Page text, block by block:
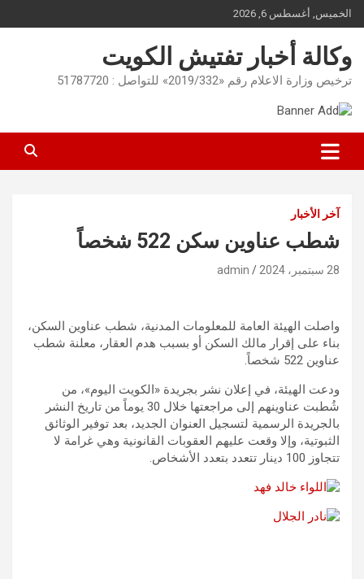
Skip
to
content
الخميس, أغسطس 6, 2026
وكالة أخبار تفتيش الكويت
ترخيص وزارة الاعلام رقم «2019/332» للتواصل : 51787720
آخر الأخبار
شطب عناوين سكن 522 شخصاً
28 سبتمبر، 2024 admin
واصلت الهيئة العامة للمعلومات المدنية، شطب عناوين السكن،
بناء على إقرار مالك السكن أو بسبب هدم العقار، معلنة شطب
عناوين 522 شخصاً.
ودعت الهيئة، في إعلان نشر بجريدة «الكويت اليوم»، من
شُطبت عناوينهم إلى مراجعتها خلال 30 يوماً من تاريخ النشر
بالجريدة الرسمية لتسجيل العنوان الجديد، بعد توفير الوثائق
الثبوتية، وإلا وقعت عليهم العقوبات القانونية وهي غرامة لا
تتجاوز 100 دينار تتعدد بتعدد الأشخاص.